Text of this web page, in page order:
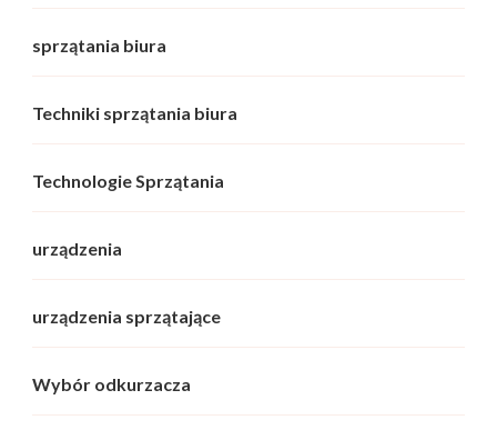
sprzątania biura
Techniki sprzątania biura
Technologie Sprzątania
urządzenia
urządzenia sprzątające
Wybór odkurzacza